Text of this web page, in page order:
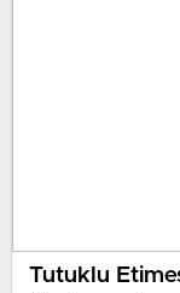
Tutuklu